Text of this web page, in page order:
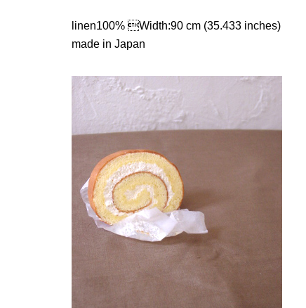
linen100% Width:90 cm (35.433 inches)
made in Japan